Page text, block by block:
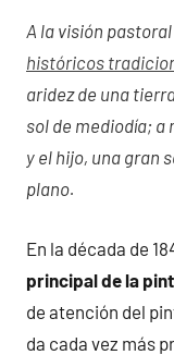
A la visión
históricos
aridez de una
sol de mediodía; a
y el hijo, una gran
plano.
En la década de
principal de la
de atención del
da cada vez más